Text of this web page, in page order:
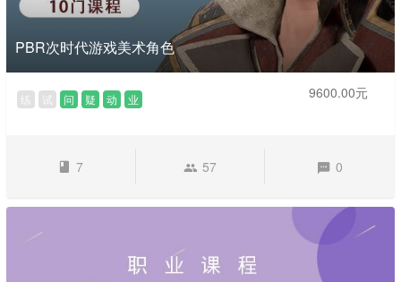
PBR次时代游戏美术角色
练 试 问 疑 动 业 9600.00元
7 57 0